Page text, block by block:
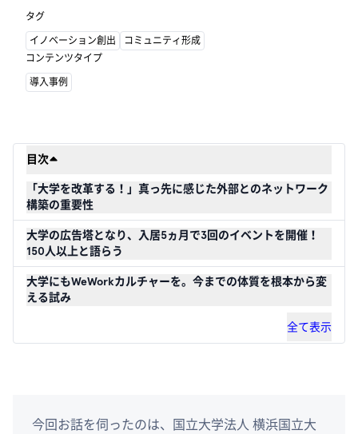
タグ
イノベーション創出
コミュニティ形成
コンテンツタイプ
導入事例
目次
「大学を改革する！」真っ先に感じた外部とのネットワーク
構築の重要性
大学の広告塔となり、入居5ヵ月で3回のイベントを開催！
150人以上と語らう
大学にもWeWorkカルチャーを。今までの体質を根本から変
える試み
全て表示
今回お話を伺ったのは、国立大学法人 横浜国立大